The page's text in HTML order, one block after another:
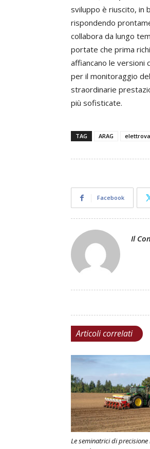
sviluppo è riuscito, in
rispondendo
collabora da lungo
portate che prima
affiancano le versioni
per il monitoraggio
straordinarie
più sofisticate.
TAG ARAG
Facebook
Il
Articoli correlati
Le seminatrici di precisione